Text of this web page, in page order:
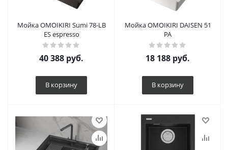
Мойка OMOIKIRI Sumi 78-LB
ES espresso
40 388 руб.
В корзину
Мойка OMOIKIRI DAISEN 51
PA
18 188 руб.
В корзину